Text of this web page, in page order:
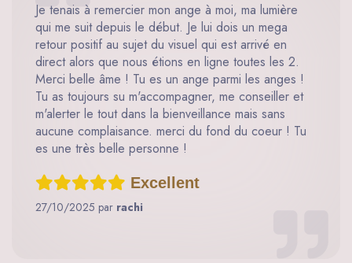
Je tenais à remercier mon ange à moi, ma lumière
qui me suit depuis le début. Je lui dois un mega
retour positif au sujet du visuel qui est arrivé en
direct alors que nous étions en ligne toutes les 2.
Merci belle âme ! Tu es un ange parmi les anges !
Tu as toujours su m'accompagner, me conseiller et
m'alerter le tout dans la bienveillance mais sans
aucune complaisance. merci du fond du coeur ! Tu
es une très belle personne !
Excellent
27/10/2025 par rachi